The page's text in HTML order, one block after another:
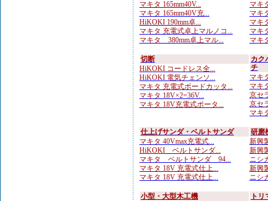
マキタ 165mm40V...
マキタ 165mm40V充...
HiKOKI 190mm卓...
マキタ 充電式卓上マルノコ...
マキタ 380mm卓上マル...
マキ
マキ
マキ
マキ
マキ
切断
HiKOKI コードレス全...
HiKOKI 電気チェンソ...
マキタ 充電式ボードカッタ...
マキタ 18V×2=36V...
マキタ 18V充電式ポータ...
カク
チ
マキ
マキ
京セ
京セ
マキ
仕上げサンダ・ベルトサンダ
マキタ 40Vmax充電式...
HiKOKI ベルトサンダ...
マキタ ベルトサンダ 94...
マキタ 18V 充電式仕上...
マキタ 18V 充電式仕上...
研磨
新興
新興
ニシ
新興
ニシ
小型・大型木工機
ト